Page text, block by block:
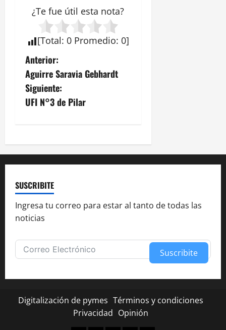
¿Te fue útil esta nota?
[Total: 0 Promedio: 0]
N
a
v
g
a
c
i
n
d
e
Anterior:
Aguirre Saravia Gebhardt
Siguiente:
UFI N°3 de Pilar
SUSCRIBITE
Ingresa tu correo para estar al tanto de todas las
noticias
Suscribite
Digitalización de pymes Términos y condiciones
Privacidad Opinión